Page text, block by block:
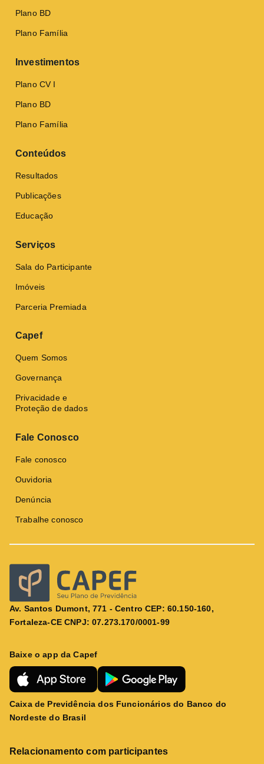
Plano BD
Plano Família
Investimentos
Plano CV I
Plano BD
Plano Família
Conteúdos
Resultados
Publicações
Educação
Serviços
Sala do Participante
Imóveis
Parceria Premiada
Capef
Quem Somos
Governança
Privacidade e
Proteção de dados
Fale Conosco
Fale conosco
Ouvidoria
Denúncia
Trabalhe conosco
Av. Santos Dumont, 771 - Centro CEP: 60.150-160,
Fortaleza-CE CNPJ: 07.273.170/0001-99
Baixe o app da Capef
Caixa de Previdência dos Funcionários do Banco do
Nordeste do Brasil
Relacionamento com participantes